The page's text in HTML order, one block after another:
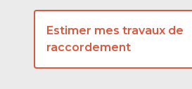
Estimer mes travaux de
raccordement